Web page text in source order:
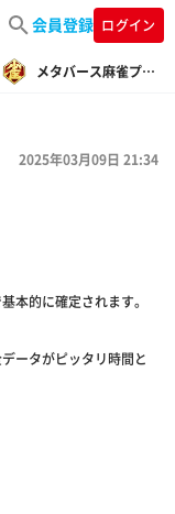
会員登録 ログイン
メタバース麻雀プロジェクト
2025年03月09日 21:34
本的に確定されます。
ータがピッタリ時間と